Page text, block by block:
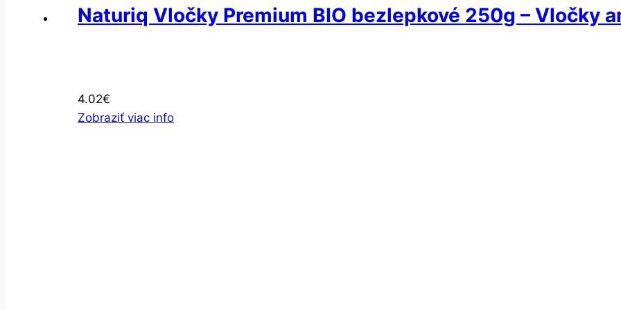
Naturiq Vločky Premium BIO bezlepkové 250g – Vločky
4.02€
Zobraziť viac info